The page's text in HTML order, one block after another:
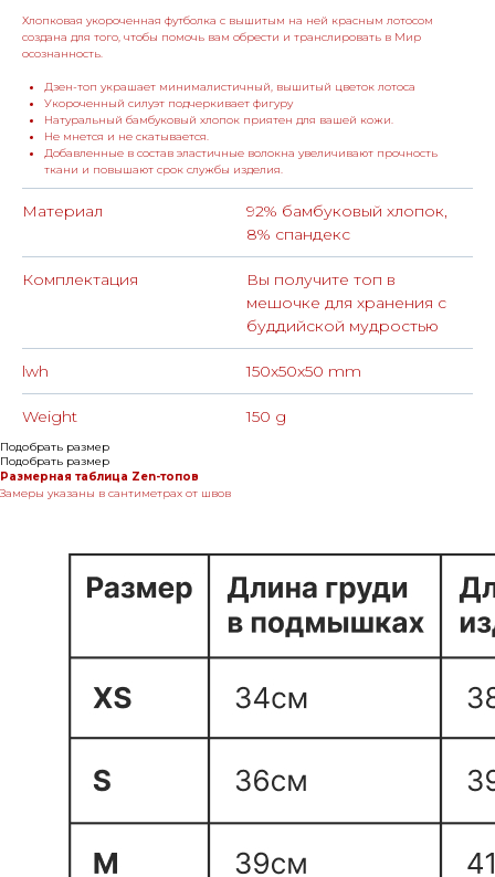
Хлопковая укороченная футболка с вышитым на ней красным лотосом
создана для того, чтобы помочь вам обрести и транслировать в Мир
осознанность.
Дзен-топ украшает минималистичный, вышитый цветок лотоса
Укороченный силуэт подчеркивает фигуру
Натуральный бамбуковый хлопок приятен для вашей кожи.
Не мнется и не скатывается.
Добавленные в состав эластичные волокна увеличивают прочность
ткани и повышают срок службы изделия.
Материал
92% бамбуковый хлопок,
8% спандекс
Комплектация
Вы получите топ в
мешочке для хранения с
буддийской мудростью
lwh 150x50x50 mm
Weight 150 g
Подобрать размер
Подобрать размер
Размерная таблица Zen-топов
Замеры указаны в сантиметрах от швов
КОНТАКТЫ
Связаться с нами, узнать статус заказа
и пообщаться по любым вопросам можно
По общим вопросам: